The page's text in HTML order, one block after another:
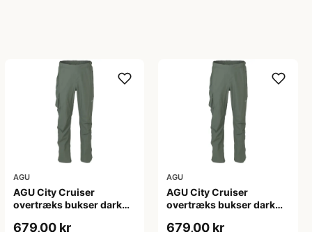
AGU
AGU City Cruiser
overtræks bukser dark
679,00 kr
AGU
AGU City Cruiser
overtræks bukser dark
679,00 kr